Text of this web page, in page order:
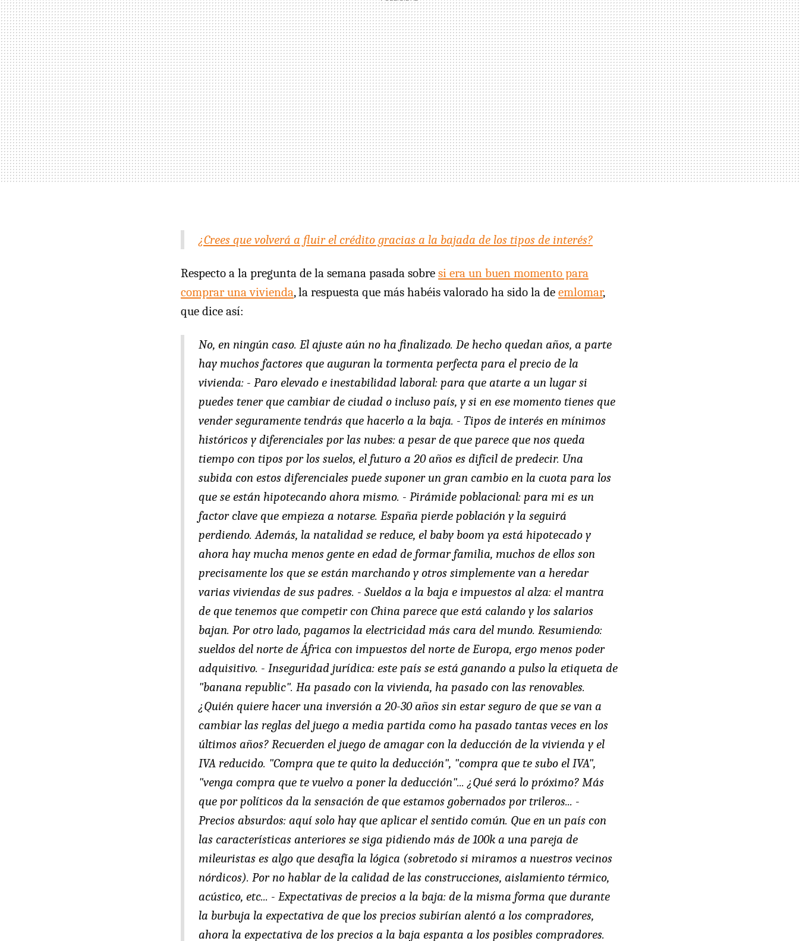
¿Crees que volverá a fluir el crédito gracias a la bajada de los tipos de interés?
Respecto a la pregunta de la semana pasada sobre si era un buen momento para
comprar una vivienda, la respuesta que más habéis valorado ha sido la de emlomar,
que dice así:
No, en ningún caso. El ajuste aún no ha finalizado. De hecho quedan años, a parte
hay muchos factores que auguran la tormenta perfecta para el precio de la
vivienda: - Paro elevado e inestabilidad laboral: para que atarte a un lugar si
puedes tener que cambiar de ciudad o incluso país, y si en ese momento tienes que
vender seguramente tendrás que hacerlo a la baja. - Tipos de interés en mínimos
históricos y diferenciales por las nubes: a pesar de que parece que nos queda
tiempo con tipos por los suelos, el futuro a 20 años es difícil de predecir. Una
subida con estos diferenciales puede suponer un gran cambio en la cuota para los
que se están hipotecando ahora mismo. - Pirámide poblacional: para mi es un
factor clave que empieza a notarse. España pierde población y la seguirá
perdiendo. Además, la natalidad se reduce, el baby boom ya está hipotecado y
ahora hay mucha menos gente en edad de formar familia, muchos de ellos son
precisamente los que se están marchando y otros simplemente van a heredar
varias viviendas de sus padres. - Sueldos a la baja e impuestos al alza: el mantra
de que tenemos que competir con China parece que está calando y los salarios
bajan. Por otro lado, pagamos la electricidad más cara del mundo. Resumiendo:
sueldos del norte de África con impuestos del norte de Europa, ergo menos poder
adquisitivo. - Inseguridad jurídica: este país se está ganando a pulso la etiqueta de
"banana republic". Ha pasado con la vivienda, ha pasado con las renovables.
¿Quién quiere hacer una inversión a 20-30 años sin estar seguro de que se van a
cambiar las reglas del juego a media partida como ha pasado tantas veces en los
últimos años? Recuerden el juego de amagar con la deducción de la vivienda y el
IVA reducido. "Compra que te quito la deducción", "compra que te subo el IVA",
"venga compra que te vuelvo a poner la deducción"... ¿Qué será lo próximo? Más
que por políticos da la sensación de que estamos gobernados por trileros... -
Precios absurdos: aquí solo hay que aplicar el sentido común. Que en un país con
las características anteriores se siga pidiendo más de 100k a una pareja de
mileuristas es algo que desafía la lógica (sobretodo si miramos a nuestros vecinos
nórdicos). Por no hablar de la calidad de las construcciones, aislamiento térmico,
acústico, etc... - Expectativas de precios a la baja: de la misma forma que durante
la burbuja la expectativa de que los precios subirían alentó a los compradores,
ahora la expectativa de los precios a la baja espanta a los posibles compradores.